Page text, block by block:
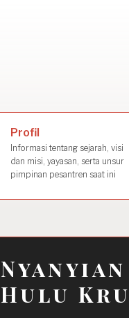
Profil
Informasi tentang sejarah, visi
dan misi, yayasan, serta unsur
pimpinan pesantren saat ini
Hulu